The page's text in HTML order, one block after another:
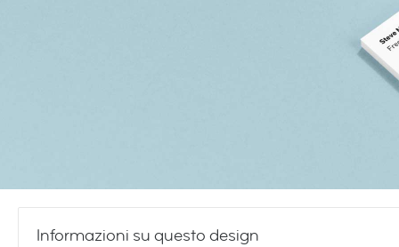
Informazioni su questo design